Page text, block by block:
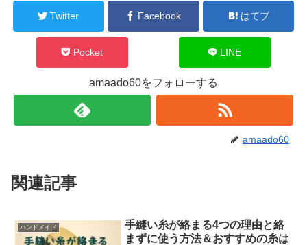
Twitter Facebook はてブ
Pocket LINE
amaado60をフォローする
amaado60
関連記事
ハンドメイド
手縫い糸が絡まる4つの理由と絡
まずに使う方法＆おすすめの糸は